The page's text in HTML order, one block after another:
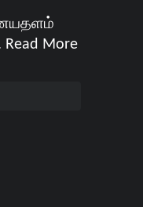
Read More